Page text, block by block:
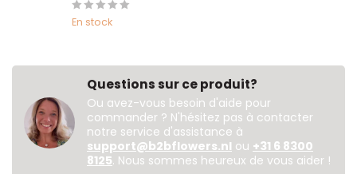
En stock
Questions sur ce produit?
Ou avez-vous besoin d'aide pour
commander ? N'hésitez pas à contacter
notre service d'assistance à
support@b2bflowers.nl ou +31 6 8300
8125. Nous sommes heureux de vous aider !